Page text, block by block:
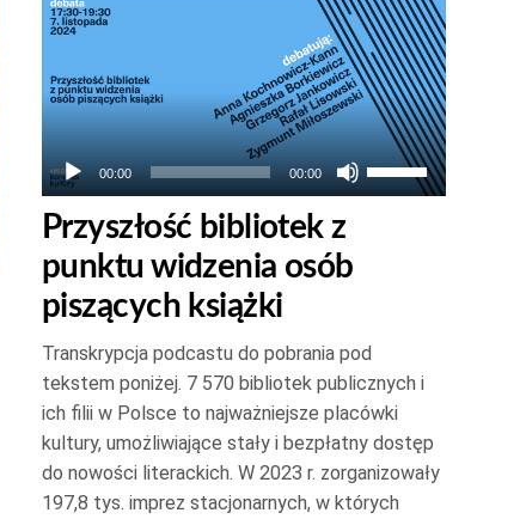
plików
00:00 00:00
Używaj
strzałek
dołu
aby
zwiększyć
lub
zmniejszyć
Przyszłość bibliotek z
punktu widzenia osób
piszących książki
Transkrypcja podcastu do pobrania pod
tekstem poniżej. 7 570 bibliotek publicznych i
ich filii w Polsce to najważniejsze placówki
kultury, umożliwiające stały i bezpłatny dostęp
do nowości literackich. W 2023 r. zorganizowały
197,8 tys. imprez stacjonarnych, w których